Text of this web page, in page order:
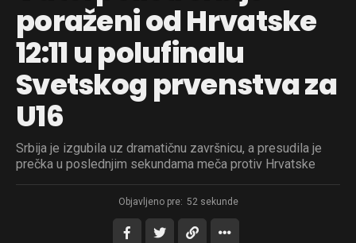
poraženi od Hrvatske
12:11 u polufinalu
Svetskog prvenstva za
U16
Srbija je izgubila uz dramatičnu završnicu, a presudila je
prečka u poslednjim sekundama meča protiv Hrvatske
Objavljeno pre: 52 sekunde